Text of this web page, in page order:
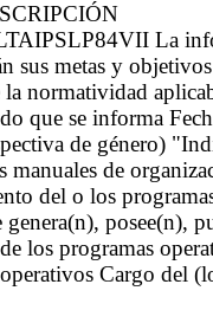
La
sus metas y
normatividad
que se informa
de género)
de
del o los
genera(n),
los programas
Cargo del